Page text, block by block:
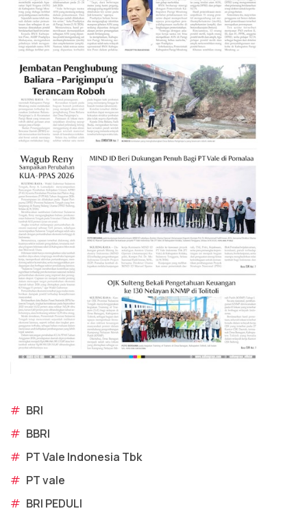
# BRI
# BBRI
# PT Vale Indonesia Tbk
# PT vale
# BRI PEDULI